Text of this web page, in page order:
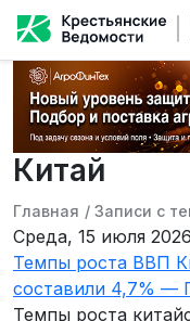
Китай
Главная / Записи с
Среда, 15 июля 2026
Темпы роста ВВП
составили 4,7% —
Темпы роста